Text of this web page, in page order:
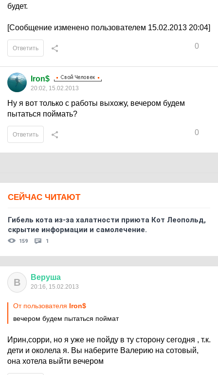
будет.
[Сообщение изменено пользователем 15.02.2013 20:04]
0
Ответить
Iron$
20:02, 15.02.2013
Ну я вот только с работы выхожу, вечером будем
пытаться поймать?
0
Ответить
СЕЙЧАС ЧИТАЮТ
Гибель кота из-за халатности приюта Кот Леопольд,
скрытиe информации и самолечение.
159 1
В Веруша
20:16, 15.02.2013
От пользователя Iron$
вечером будем пытаться поймат
Ирин,сорри, но я уже не пойду в ту сторону сегодня , т.к.
дети и околела я. Вы наберите Валерию на сотовый,
она хотела выйти вечером